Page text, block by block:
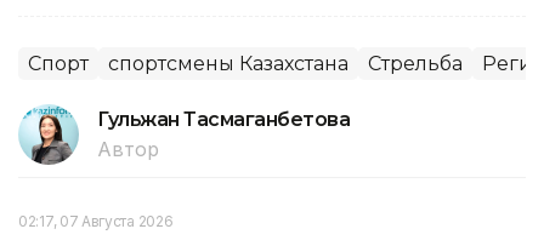
Спорт спортсмены Казахстана Стрельба
Гульжан Тасмаганбетова
Автор
02:17, 07 Августа 2026